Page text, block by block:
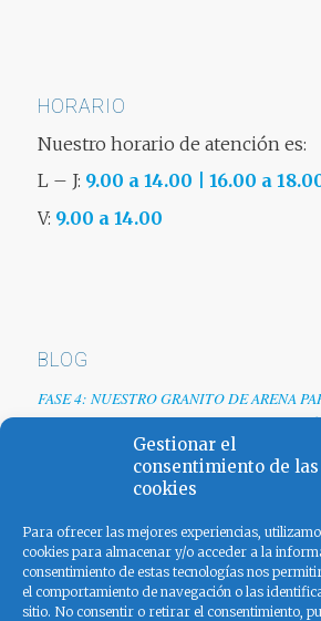
Gestionar el
consentimiento de las
cookies
Para ofrecer las mejores experiencias,
cookies para almacenar y/o acceder a la
consentimiento de estas tecnologías nos
el comportamiento de navegación o las
sitio. No consentir o retirar el consentimiento,
HORARIO
Nuestro horario de atención es:
L – J: 9.00 a 14.00 | 16.00 a
V: 9.00 a 14.00
BLOG
FASE 4: NUESTRO GRANITO DE ARENA
EMPRESAS TRAS LA CRISIS DEL COVID-19
Renovamos web